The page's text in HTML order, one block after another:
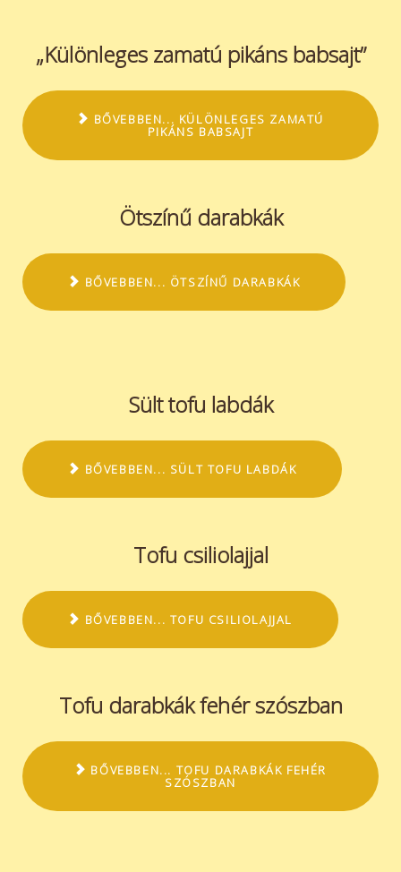
„Különleges zamatú pikáns babsajt”
BŐVEBBEN... KÜLÖNLEGES ZAMATÚ
PIKÁNS BABSAJT
Ötszínű darabkák
BŐVEBBEN... ÖTSZÍNŰ DARABKÁK
Sült tofu labdák
BŐVEBBEN... SÜLT TOFU LABDÁK
Tofu csiliolajjal
BŐVEBBEN... TOFU CSILIOLAJJAL
Tofu darabkák fehér szószban
BŐVEBBEN... TOFU DARABKÁK FEHÉR
SZÓSZBAN